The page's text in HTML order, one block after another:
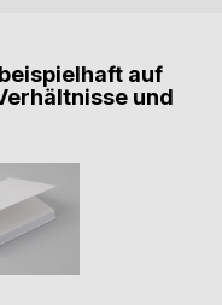
auf
und